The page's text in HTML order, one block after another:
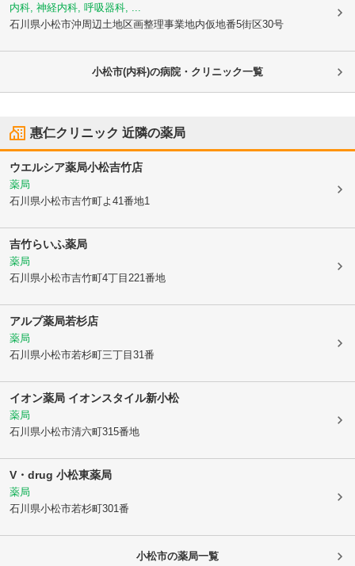
内科, 神経内科, 呼吸器科, ...
石川県小松市沖周辺土地区画整理事業地内仮地番5街区30号
小松市(内科)の病院・クリニック一覧
惠仁クリニック 近隣の薬局
ウエルシア薬局小松吉竹店
薬局
石川県小松市吉竹町よ41番地1
吉竹らいふ薬局
薬局
石川県小松市吉竹町4丁目221番地
アルプ薬局若杉店
薬局
石川県小松市若杉町三丁目31番
イオン薬局 イオンスタイル新小松
薬局
石川県小松市清六町315番地
V・drug 小松東薬局
薬局
石川県小松市若杉町301番
小松市の薬局一覧